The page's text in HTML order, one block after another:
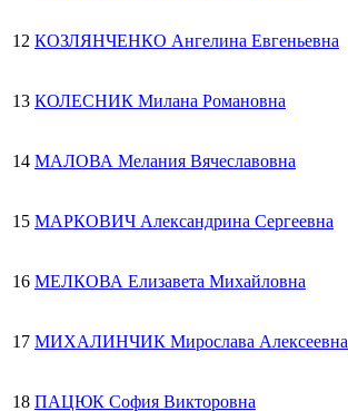
12 КОЗЛЯНЧЕНКО Ангелина Евгеньевна
13 КОЛЕСНИК Милана Романовна
14 МАЛОВА Мелания Вячеславовна
15 МАРКОВИЧ Александрина Сергеевна
16 МЕЛКОВА Елизавета Михайловна
17 МИХАЛИНЧИК Мирослава Алексеевна
18 ПАЦЮК София Викторовна